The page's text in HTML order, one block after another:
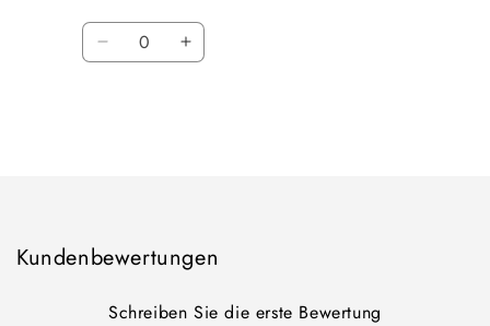
Anzahl
VerringereErhöhe
Kundenbewertungen
Schreiben Sie die erste Bewertung